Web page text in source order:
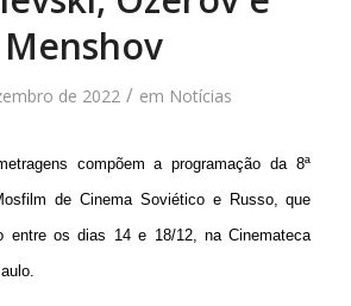
Menshov
de 2022 / em Notícias
compõem a programação da 8ª
de Cinema Soviético e Russo, que
entre os dias 14 e 18/12, na Cinemateca